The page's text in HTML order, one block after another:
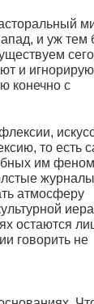
и уж тем
и
конечно с
то есть
им
журналы
атмосферу
остаются
говорить не